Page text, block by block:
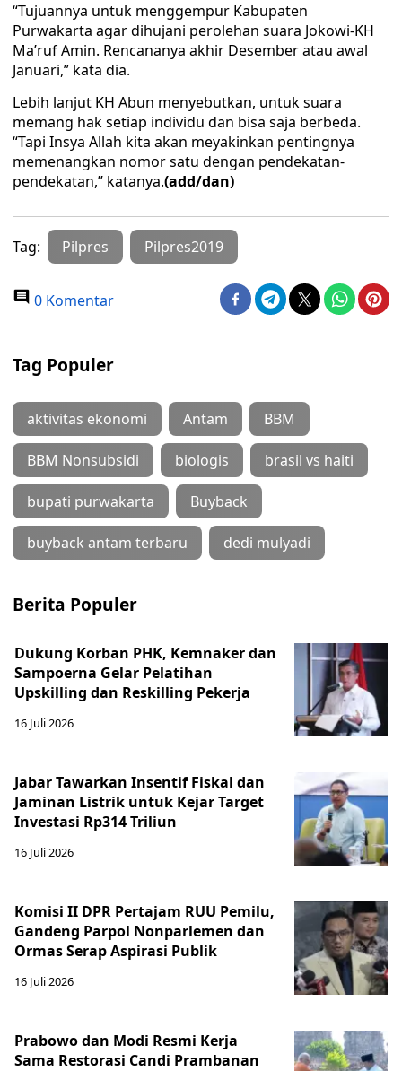
“Tujuannya untuk menggempur Kabupaten
Purwakarta agar dihujani perolehan suara Jokowi-KH
Ma’ruf Amin. Rencananya akhir Desember atau awal
Januari,” kata dia.
Lebih lanjut KH Abun menyebutkan, untuk suara
memang hak setiap individu dan bisa saja berbeda.
“Tapi Insya Allah kita akan meyakinkan pentingnya
memenangkan nomor satu dengan pendekatan-
pendekatan,” katanya.(add/dan)
Tag: Pilpres Pilpres2019
0 Komentar
Tag Populer
aktivitas ekonomi Antam BBM
BBM Nonsubsidi biologis brasil vs haiti
bupati purwakarta Buyback
buyback antam terbaru dedi mulyadi
Berita Populer
Dukung Korban PHK, Kemnaker dan
Sampoerna Gelar Pelatihan
Upskilling dan Reskilling Pekerja
16 Juli 2026
Jabar Tawarkan Insentif Fiskal dan
Jaminan Listrik untuk Kejar Target
Investasi Rp314 Triliun
16 Juli 2026
Komisi II DPR Pertajam RUU Pemilu,
Gandeng Parpol Nonparlemen dan
Ormas Serap Aspirasi Publik
16 Juli 2026
Prabowo dan Modi Resmi Kerja
Sama Restorasi Candi Prambanan